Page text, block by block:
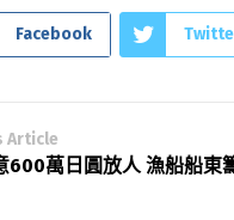
Facebook
Article
600萬日圓放人 漁船船東